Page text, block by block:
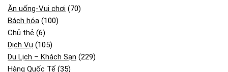
Ăn uống-Vui chơi (70)
Bách hóa (100)
Chủ thẻ (6)
Dịch Vụ (105)
Du Lịch – Khách Sạn (229)
Hàng Quốc Tế (35)